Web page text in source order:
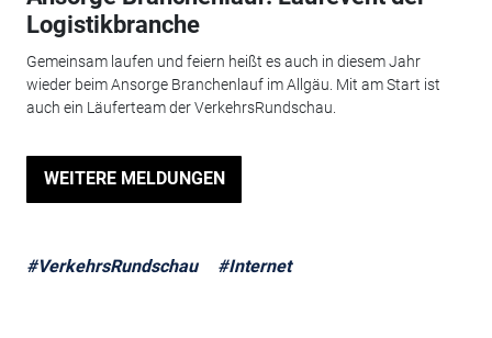
Logistikbranche
Gemeinsam laufen und feiern heißt es auch in diesem Jahr
wieder beim Ansorge Branchenlauf im Allgäu. Mit am Start ist
auch ein Läuferteam der VerkehrsRundschau.
WEITERE MELDUNGEN
#VerkehrsRundschau #Internet